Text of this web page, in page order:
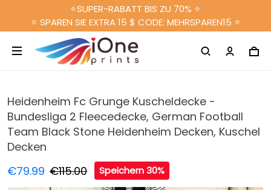
⭐SUPER-RABATT BIS ZU 70% ⭐
⭐ SPAREN SIE EXTRA 15 $ CODE: MEHRSPAREN15 ⭐
Heidenheim Fc Grunge Kuscheldecke -
Bundesliga 2 Fleecedecke, German Football
Team Black Stone Heidenheim Decken, Kuschel
Decken
€79.99 €115.00 Speichern 30%